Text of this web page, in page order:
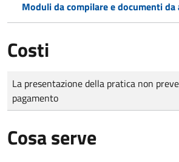
Moduli da compilare e documenti da
Costi
Tipo di pagamento
Importo
La presentazione della pratica non
pagamento
Cosa serve